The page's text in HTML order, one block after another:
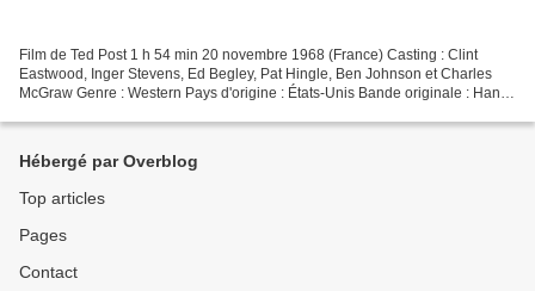
Film de Ted Post 1 h 54 min 20 novembre 1968 (France) Casting : Clint
Eastwood, Inger Stevens, Ed Begley, Pat Hingle, Ben Johnson et Charles
McGraw Genre : Western Pays d'origine : États-Unis Bande originale : Hang
Hébergé par Overblog
Top articles
Pages
Contact